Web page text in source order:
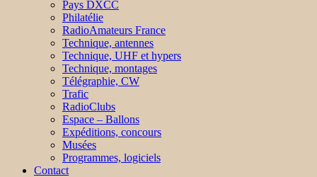
Pays DXCC
Philatélie
RadioAmateurs France
Technique, antennes
Technique, UHF et hypers
Technique, montages
Télégraphie, CW
Trafic
RadioClubs
Espace – Ballons
Expéditions, concours
Musées
Programmes, logiciels
Contact